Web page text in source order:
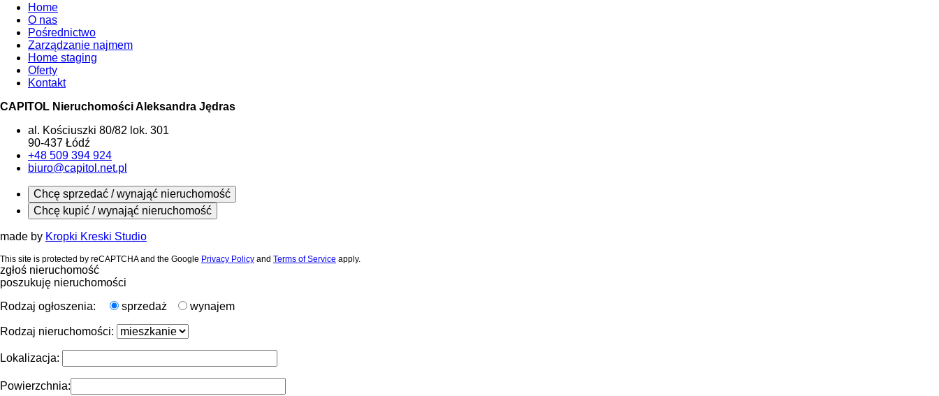
Home
O nas
Pośrednictwo
Zarządzanie najmem
Home staging
Oferty
Kontakt
CAPITOL Nieruchomości Aleksandra Jędras
al. Kościuszki 80/82 lok. 301
90-437 Łódź
+48 509 394 924
biuro@capitol.net.pl
Chcę sprzedać / wynająć nieruchomość
Chcę kupić / wynająć nieruchomość
made by Kropki Kreski Studio
This site is protected by reCAPTCHA and the Google Privacy Policy and Terms of Service apply.
zgłoś nieruchomość
poszukuję nieruchomości
Rodzaj ogłoszenia:
sprzedaż wynajem
Rodzaj nieruchomości:
Lokalizacja:
Powierzchnia: